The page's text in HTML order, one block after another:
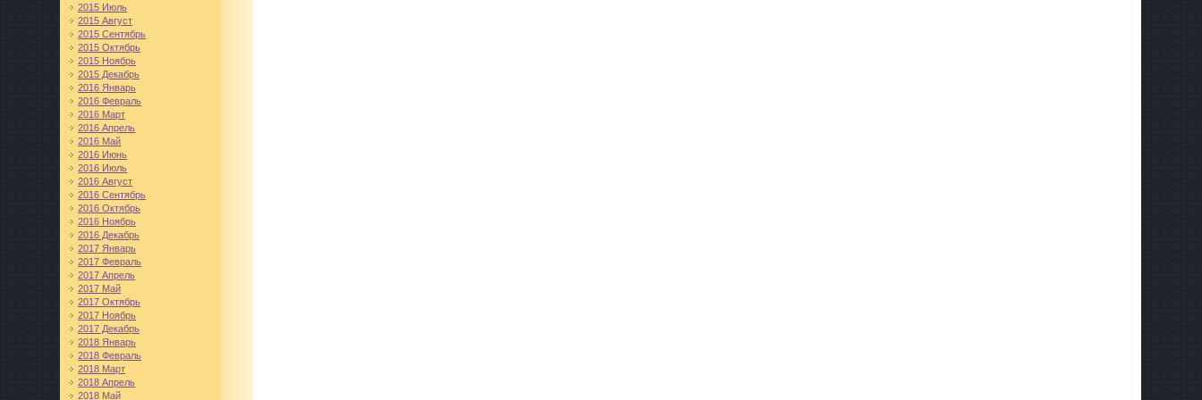
2015 Июль
2015 Август
2015 Сентябрь
2015 Октябрь
2015 Ноябрь
2015 Декабрь
2016 Январь
2016 Февраль
2016 Март
2016 Апрель
2016 Май
2016 Июнь
2016 Июль
2016 Август
2016 Сентябрь
2016 Октябрь
2016 Ноябрь
2016 Декабрь
2017 Январь
2017 Февраль
2017 Апрель
2017 Май
2017 Октябрь
2017 Ноябрь
2017 Декабрь
2018 Январь
2018 Февраль
2018 Март
2018 Апрель
2018 Май